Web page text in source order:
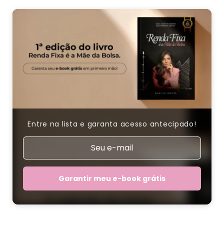
Entre na lista e garanta acesso antecipado!
Garantir meu e-book grátis